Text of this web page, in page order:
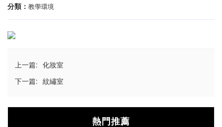
分類： 教學環境
上一篇: 化妝室
下一篇: 紋繡室
熱門推薦